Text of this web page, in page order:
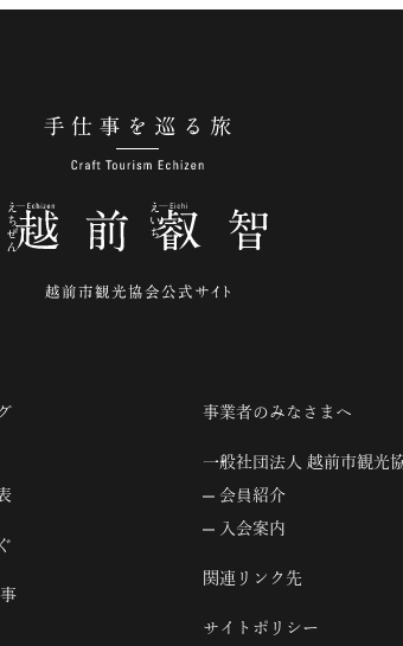
事業者のみなさまへ
一般社団法人 越前市観光
会員紹介
入会案内
関連リンク先
サイトポリシー